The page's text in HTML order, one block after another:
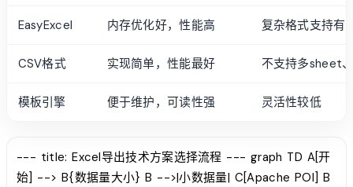
EasyExcel 内存优化好，性能高 复杂格式支持有
CSV格式 实现简单，性能最好 不支持多sheet
模板引擎 便于维护，可读性强 灵活性较低
--- title: Excel导出技术方案选择流程 --- graph TD A[开
始] --> B{数据量大小} B -->|小数据量| C[Apache POI] B